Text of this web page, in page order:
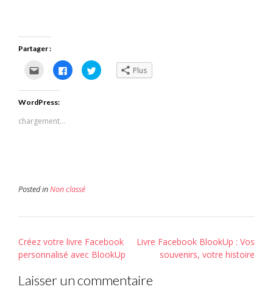
Partager :
Cliquez
pour
envoyer
par
mail
un
ami(ouvre
Cliquez
pour
partager
Cliquez
pour Plus
WordPress:
chargement…
Posted inNon classé
Post
navigation
Créez votre livre Facebook
personnalisé avec BlookUp
Livre Facebook BlookUp : Vos
souvenirs, votre histoire
Laisser un commentaire